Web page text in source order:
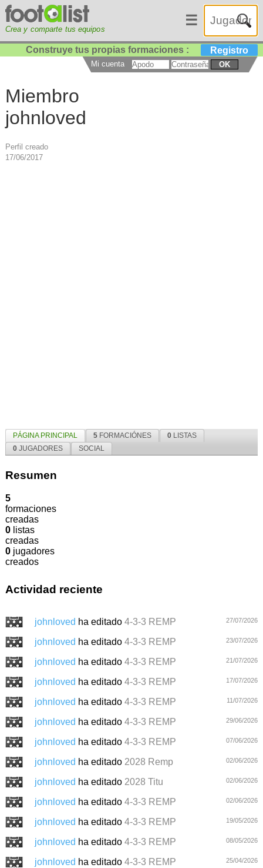
Crea y comparte tus equipos
☰
Construye tus propias formaciones : Registro
Mi cuenta OK
Miembro
johnloved
Perfil creado
17/06/2017
PÁGINA PRINCIPAL 5FORMACIÓNES 0LISTAS
0JUGADORES SOCIAL
Resumen
5
formaciones
creadas
0listas
creadas
0jugadores
creados
Actividad reciente
johnloved ha editado 4-3-3 REMP 27/07/2026
johnloved ha editado 4-3-3 REMP 23/07/2026
johnloved ha editado 4-3-3 REMP 21/07/2026
johnloved ha editado 4-3-3 REMP 17/07/2026
johnloved ha editado 4-3-3 REMP 11/07/2026
johnloved ha editado 4-3-3 REMP 29/06/2026
johnloved ha editado 4-3-3 REMP 07/06/2026
johnloved ha editado 2028 Remp 02/06/2026
johnloved ha editado 2028 Titu 02/06/2026
johnloved ha editado 4-3-3 REMP 02/06/2026
johnloved ha editado 4-3-3 REMP 19/05/2026
johnloved ha editado 4-3-3 REMP 08/05/2026
johnloved ha editado 4-3-3 REMP 25/04/2026